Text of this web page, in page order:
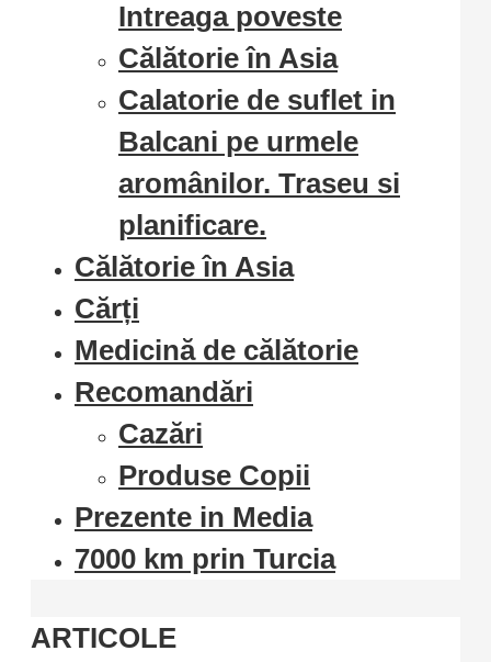
Intreaga poveste
Călătorie în Asia
Calatorie de suflet in
Balcani pe urmele
aromânilor. Traseu si
planificare.
Călătorie în Asia
Cărți
Medicină de călătorie
Recomandări
Cazări
Produse Copii
Prezente in Media
7000 km prin Turcia
ARTICOLE